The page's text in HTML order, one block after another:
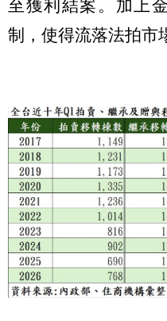
至獲利結案。加上
制，使得流落法拍市